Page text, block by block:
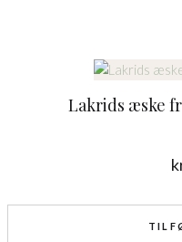
Lakrids æske